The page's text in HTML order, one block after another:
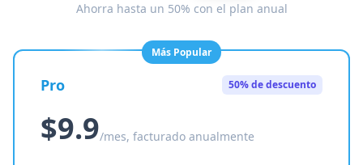
Ahorra hasta un 50% con el plan anual
Más Popular
Pro 50% de descuento
$9.9/mes, facturado anualmente